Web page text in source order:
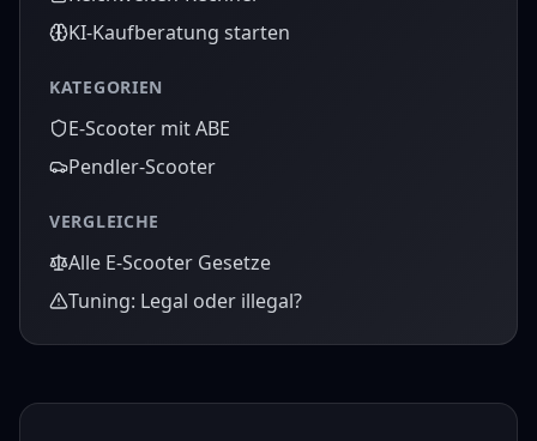
KI-Kaufberatung starten
KATEGORIEN
E-Scooter mit ABE
Pendler-Scooter
VERGLEICHE
Alle E-Scooter Gesetze
Tuning: Legal oder illegal?